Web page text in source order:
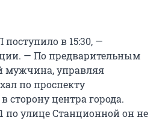
в 15:30, —
— По предварительным
мужчина, управляя
по проспекту
сторону центра города.
улице Станционной он не